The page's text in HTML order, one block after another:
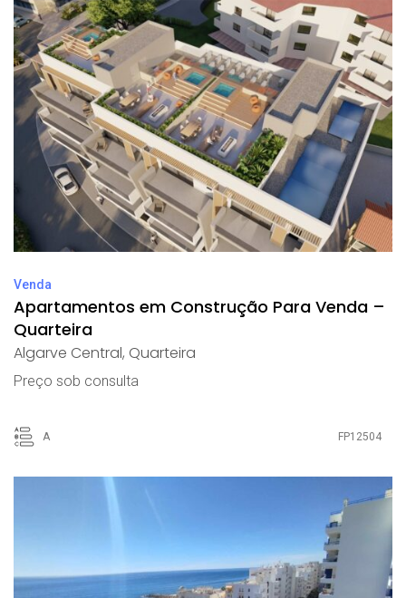
Venda
Apartamentos em Construção Para Venda –
Quarteira
Algarve Central, Quarteira
Preço sob consulta
A FP12504